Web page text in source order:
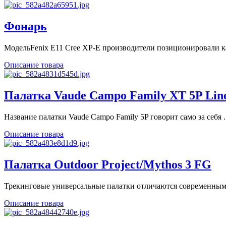
Фонарь
МодельFenix E11 Cree XP-E производители позиционировали
Описание товара
Палатка Vaude Campo Family XT 5P
Название палатки Vaude Campo Family 5P говорит само за себя
Описание товара
Палатка Outdoor Project/Mythos 3 FG
Трекинговые универсальные палатки отличаются
Описание товара